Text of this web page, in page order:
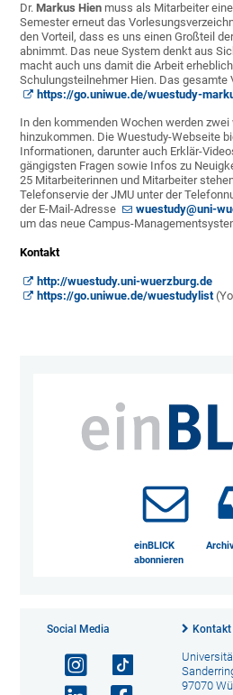
Dr.Markus Hien muss als Mitarbeiter
Semester erneut das
den Vorteil, dass es uns einen Großteil
abnimmt. Das neue System denkt aus
macht auch uns damit die Arbeit
Schulungsteilnehmer Hien. Das gesamte
https://go.uniwue.de/wuestudy-
In den kommenden Wochen werden zwei
hinzukommen. Die Wuestudy-Webseite
Informationen, darunter auch Erklär-
gängigsten Fragen sowie Infos zu
25 Mitarbeiterinnen und Mitarbeiter
Telefonservie der JMU unter der
der E-Mail-Adresse
wuestudy@uni-
um das neue Campus-
Kontakt
http://wuestudy.uni-wuerzburg.de
https://go.uniwue.de/wuestudylist
einBLICK
abonnieren
Social Media Kontakt
97070